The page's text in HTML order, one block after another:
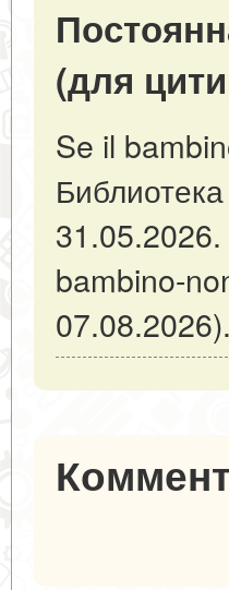
(для
Se il
bambino-
07.08.2026).